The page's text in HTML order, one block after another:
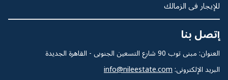
للإيجار فى الزمالك
إتصل بنا
العنوان: مبنى توب 90 شارع التسعين الجنوبى - القاهرة الجديدة
البريد الإلكترونى: info@nileestate.com